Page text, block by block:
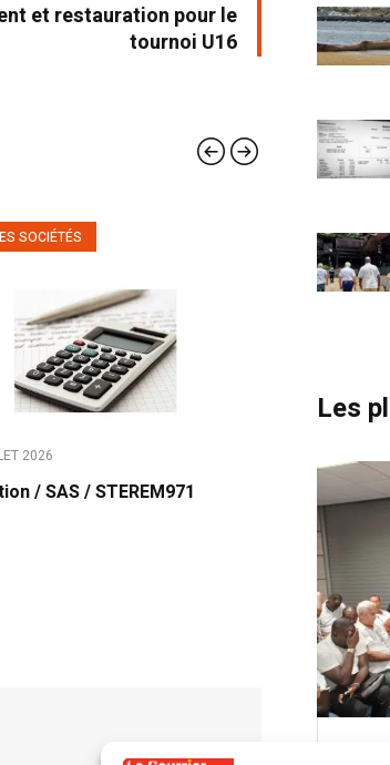
et restauration pour le
tournoi U16
SOCIÉTÉS
2026
/ SAS / STEREM971
VIE DES
FAST
Les